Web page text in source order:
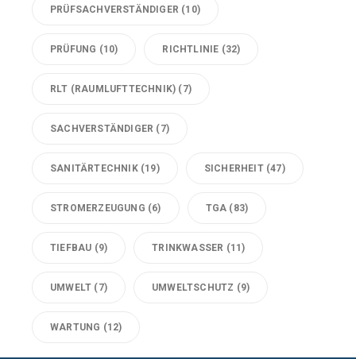
PRÜFSACHVERSTÄNDIGER (10)
PRÜFUNG (10) RICHTLINIE (32)
RLT (RAUMLUFTTECHNIK) (7)
SACHVERSTÄNDIGER (7)
SANITÄRTECHNIK(19) SICHERHEIT(47)
STROMERZEUGUNG (6) TGA (83)
TIEFBAU (9) TRINKWASSER (11)
UMWELT (7) UMWELTSCHUTZ (9)
WARTUNG (12)